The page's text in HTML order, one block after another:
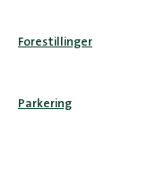
Forestillinger
Parkering